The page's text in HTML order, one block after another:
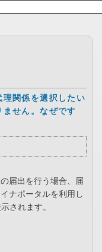
理関係を選択したい
せん。なぜです
届出を行う場合、届
ナポータルを利用し
されます。